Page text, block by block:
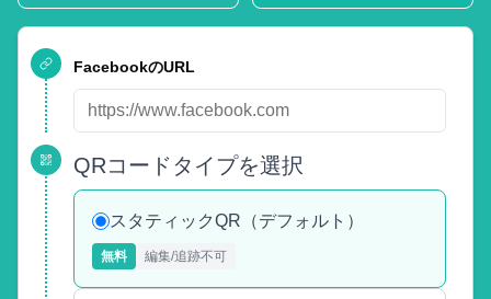
FacebookのURL
QRコードタイプを選択
スタティックQR（デフォルト）
無料 編集/追跡不可